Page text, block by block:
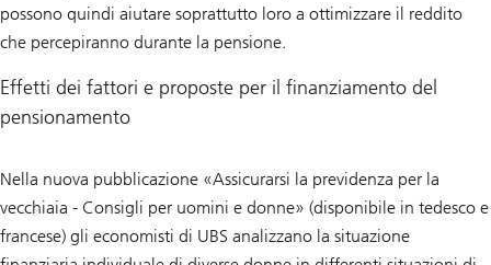
possono quindi aiutare soprattutto loro a ottimizzare il reddito
che percepiranno durante la pensione.
Effetti dei fattori e proposte per il finanziamento del
pensionamento
Nella nuova pubblicazione «Assicurarsi la previdenza per la
vecchiaia - Consigli per uomini e donne» (disponibile in tedesco e
francese) gli economisti di UBS analizzano la situazione